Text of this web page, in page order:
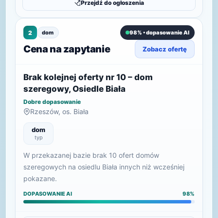
Przejdź do ogłoszenia
2 dom 98% • dopasowanie AI
Cena na zapytanie Zobacz ofertę
Brak kolejnej oferty nr 10 – dom
szeregowy, Osiedle Biała
Dobre dopasowanie
Rzeszów, os. Biała
dom
typ
W przekazanej bazie brak 10 ofert domów
szeregowych na osiedlu Biała innych niż wcześniej
pokazane.
DOPASOWANIE AI 98%